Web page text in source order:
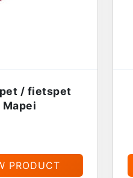
/ fietspet
Mapei
PRODUCT